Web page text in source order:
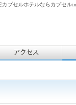
プセルホテルならカプセル